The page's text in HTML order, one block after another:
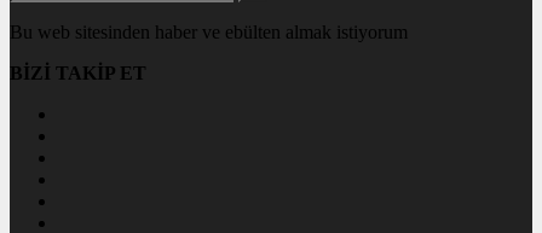
Bu web sitesinden haber ve ebülten almak istiyorum
BİZİ TAKİP ET